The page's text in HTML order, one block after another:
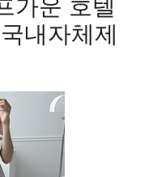
가운 호텔
내자체제